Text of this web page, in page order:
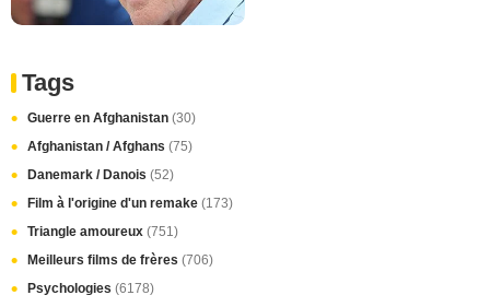
Tags
Guerre en Afghanistan (30)
Afghanistan / Afghans (75)
Danemark / Danois (52)
Film à l'origine d'un remake (173)
Triangle amoureux (751)
Meilleurs films de frères (706)
Psychologies (6178)